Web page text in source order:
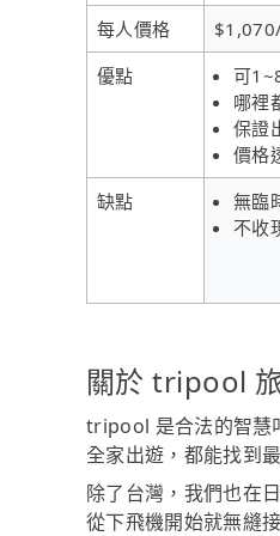
每人價格
優點
可
哪裡
保證
價格
缺點
無臨
不收
關於 tripool
tripool 是合法的智慧
全家出遊，都能找到
除了台灣，我們也在
從下飛機開始就無縫